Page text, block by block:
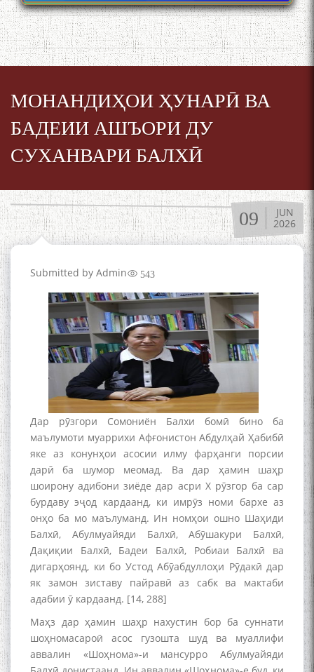
МОНАНДИҲОИ ҲУНАРӢ ВА
БАДЕИИ АШЪОРИ ДУ
СУХАНВАРИ БАЛХӢ
09
JUN
2026
Submitted by Admin 543
Дар рӯзгори Сомониён Балхи бомӣ бино ба
маълумоти муаррихи Афғонистон Абдулҳай Ҳабибӣ
яке аз конунҳои асосии илму фарҳанги порсии
дарӣ ба шумор меомад. Ва дар ҳамин шаҳр
шоирону адибони зиёде дар асри Х рӯзгор ба сар
бурдаву эҷод кардаанд, ки имрӯз номи бархе аз
онҳо ба мо маълуманд. Ин номҳои ошно Шаҳиди
Балхӣ, Абулмуайяди Балхӣ, Абӯшакури Балхӣ,
Дақиқии Балхӣ, Бадеи Балхӣ, Робиаи Балхӣ ва
дигарҳоянд, ки бо Устод Абӯабдуллоҳи Рӯдакӣ дар
як замон зиставу пайравӣ аз сабк ва мактаби
адабии ӯ кардаанд. [14, 288]
Маҳз дар ҳамин шаҳр нахустин бор ба суннати
шоҳномасароӣ асос гузошта шуд ва муаллифи
аввалин «Шоҳнома»-и мансурро Абулмуайяди